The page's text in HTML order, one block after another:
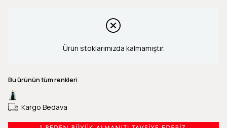
Ürün stoklarımızda kalmamıştır.
Bu ürünün tüm renkleri
Kargo Bedava